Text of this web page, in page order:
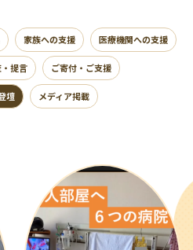
家族への支援 医療機関への支援
提言 ご寄付・ご支援
壇 メディア掲載